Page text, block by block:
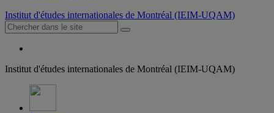
Institut d'études internationales de Montréal (IEIM-UQAM)
Institut d'études internationales de Montréal (IEIM-UQAM)